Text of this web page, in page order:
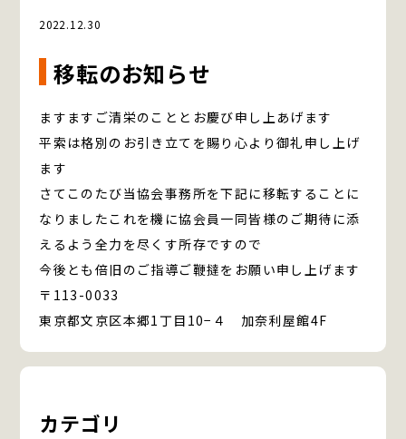
2022.12.30
移転のお知らせ
ますますご清栄のこととお慶び申し上あげます
平索は格別のお引き立てを賜り心より御礼申し上げ
ます
さてこのたび当協会事務所を下記に移転することに
なりましたこれを機に協会員一同皆様のご期待に添
えるよう全力を尽くす所存ですので
今後とも倍旧のご指導ご鞭撻をお願い申し上げます
〒113-0033
東京都文京区本郷1丁目10−４ 加奈利屋館4F
カテゴリ